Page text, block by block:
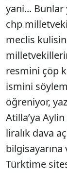
yani... Bunlar
chp
meclis
resmini çöp
ismini
öğreniyor,
Atilla’ya
liralık dava
Türktime